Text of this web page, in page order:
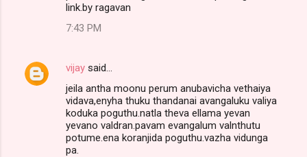
link.by ragavan
7:43 PM
vijay said…
jeila antha moonu perum anubavicha vethaiya
vidava,enyha thuku thandanai avangaluku valiya
koduka poguthu.natla theva ellama yevan
yevano valdran.pavam evangalum valnthutu
potume.ena koranjida poguthu.vazha vidunga
pa.